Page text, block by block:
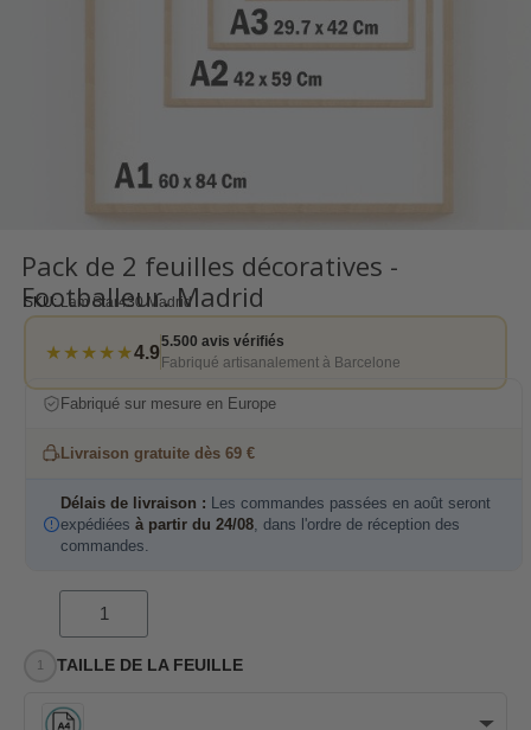
Pack de 2 feuilles décoratives -
Footballeur. Madrid
SKU Lam Star430 Madrid
★★★★★4.9
5.500 avis vérifiés
Fabriqué artisanalement à Barcelone
Fabriqué sur mesure en Europe
Livraison gratuite dès 69 €
Délais de livraison : Les commandes passées en août seront
expédiées à partir du 24/08 , dans l'ordre de réception des
commandes.
TAILLE DE LA FEUILLE